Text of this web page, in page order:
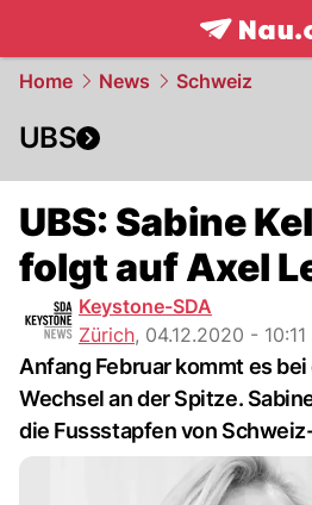
frontpage.
Home News Schweiz
UBS
UBS: Sabine
folgt auf Axel
Keystone-SDA
Zürich, 04.12.2020 - 10:11
Anfang Februar kommt es
Wechsel an der Spitze.
die Fussstapfen von